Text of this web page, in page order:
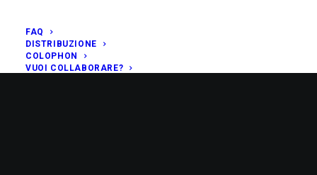
FAQ
DISTRIBUZIONE
COLOPHON
VUOI COLLABORARE?